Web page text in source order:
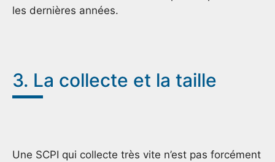
les dernières années.
3. La collecte et la taille
Une SCPI qui collecte très vite n’est pas forcément